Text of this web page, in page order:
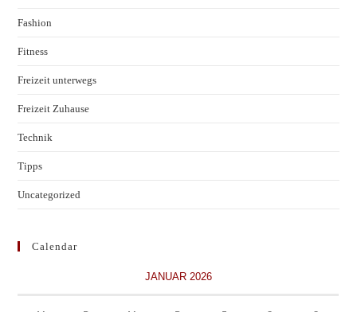
Fashion
Fitness
Freizeit unterwegs
Freizeit Zuhause
Technik
Tipps
Uncategorized
Calendar
JANUAR 2026